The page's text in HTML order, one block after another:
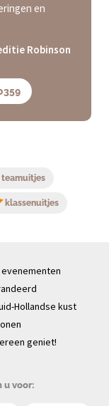
en
Robinson
teamuitjes
klassenuitjes
Hollandse kust
geniet!
u voor: